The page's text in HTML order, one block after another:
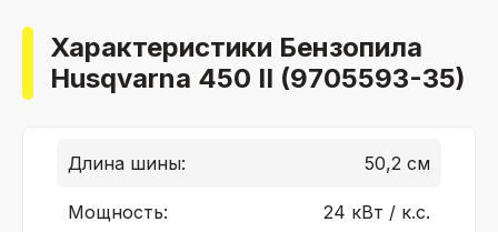
Характеристики Бензопила
Husqvarna 450 II (9705593-35)
Длина шины: 50,2 см
Мощность: 24 кВт / к.с.